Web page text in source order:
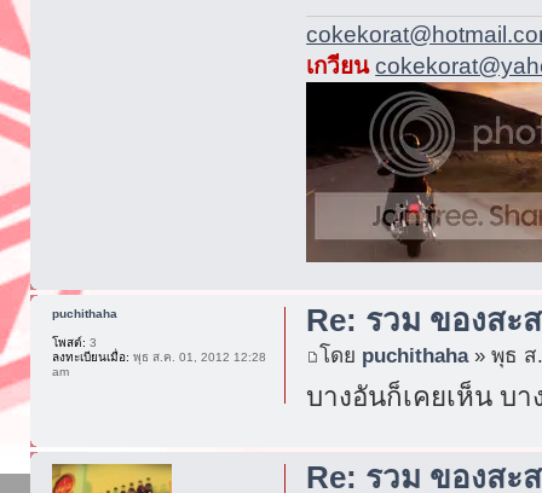
เกวียน
Re: รวม ของสะ
โดย puchithaha» พุธ ส.
บางอันก็เคยเห็น บ
puchithaha
โพสต์: 3
ลงทะเบียนเมื่อ: พุธ ส.ค. 01, 2012 12:28
am
Re: รวม ของสะ